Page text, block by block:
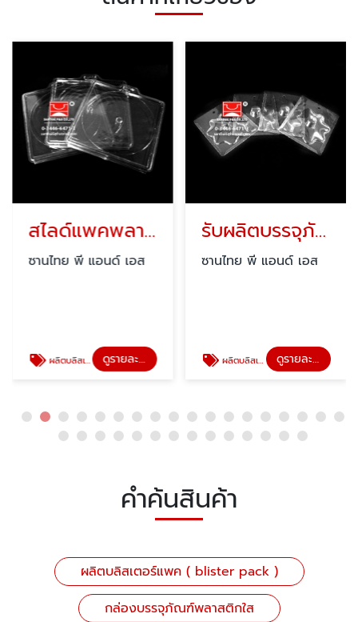
สไลด์แพคพลาสติก ทรงกลม
ซานไทย พี แอนด์ เอส
ผลิตบลิสเตอร์แพค ( blister pack ) ดูรายละเอียด
รับผลิตบรรจุภัณฑ์พลาสติกใส
ซานไทย พี แอนด์ เอส
ผลิตบลิสเตอร์แพค ( blister pack ) ดูรายละเอียด
คำค้นสินค้า
ผลิตบลิสเตอร์แพค ( blister pack )
กล่องบรรจุภัณฑ์พลาสติกใส